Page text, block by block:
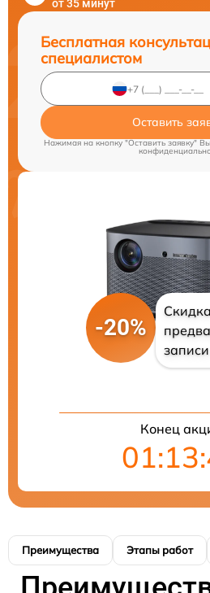
от 35 минут
Бесплатная
специалистом
Оставить
Нажимая на кнопку "Оставить заявку"
-20%
Конец
Преимущества Этапы работ